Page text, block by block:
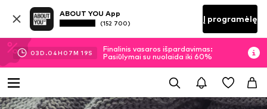
ABOUT YOU App
(152 700) Į programėlę
03D.04H 07M 19S
Finalinis vasaros išpardavimas:
Pasiūlymai su nuolaida iki 60%